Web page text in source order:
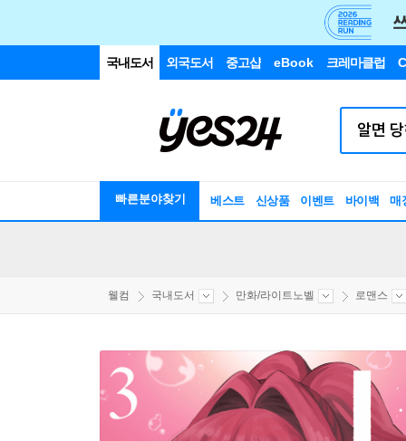
국내도서 외국도서 중고샵 eBook 크레마클럽
빠른분야찾기 베스트 신상품 이벤트 바이백 매
웰컴 국내도서 만화/라이트노벨 로맨스